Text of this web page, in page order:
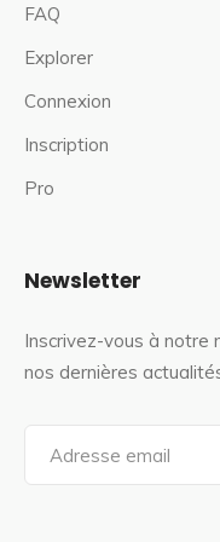
FAQ
Explorer
Connexion
Inscription
Pro
Newsletter
Inscrivez-vous à
nos dernières
a